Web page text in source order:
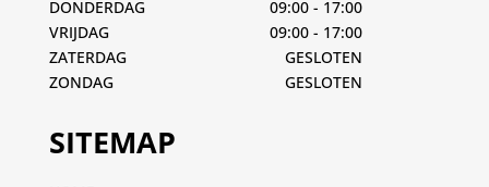
DONDERDAG
09:00 - 17:00
VRIJDAG
09:00 - 17:00
ZATERDAG
GESLOTEN
ZONDAG
GESLOTEN
SITEMAP